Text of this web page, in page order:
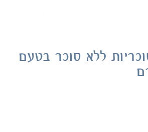
ללא סוכר בטעם